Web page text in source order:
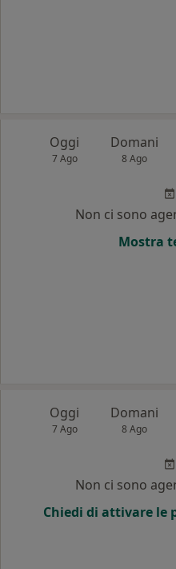
Oggi
7 Ago
Domani
8 Ago
Non ci sono
Mostra
Oggi
7 Ago
Domani
8 Ago
Non ci sono
Chiedi di attivare le